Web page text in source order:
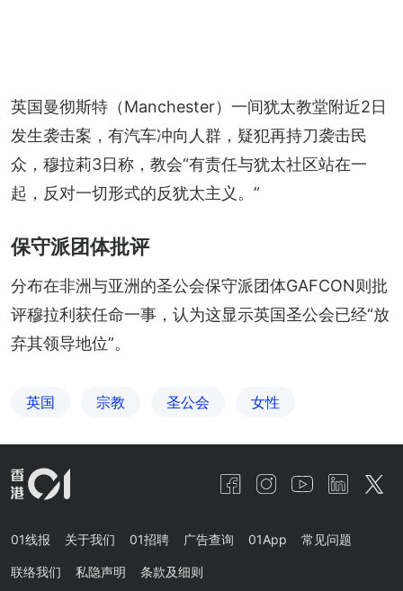
英国曼彻斯特（Manchester）一间犹太教堂附近2日
发生袭击案，有汽车冲向人群，疑犯再持刀袭击民
众，穆拉莉3日称，教会“有责任与犹太社区站在一
起，反对一切形式的反犹太主义。”
保守派团体批评
分布在非洲与亚洲的圣公会保守派团体GAFCON则批
评穆拉利获任命一事，认为这显示英国圣公会已经“放
弃其领导地位”。
英国 宗教 圣公会 女性
01线报 关于我们 01招聘 广告查询 01App 常见问题
联络我们 私隐声明 条款及细则